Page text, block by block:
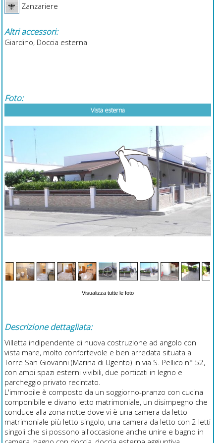
Zanzariere
Altri accessori:
Giardino, Doccia esterna
Foto:
Vista esterna
Visualizza tutte le foto
Descrizione dettagliata:
Villetta indipendente di nuova costruzione ad angolo con
vista mare, molto confortevole e ben arredata situata a
Torre San Giovanni (Marina di Ugento) in via S. Pellico n° 52,
con ampi spazi esterni vivibili, due porticati in legno e
parcheggio privato recintato.
L'immobile è composto da un soggiorno-pranzo con cucina
componibile e divano letto matrimoniale, un disimpegno che
conduce alla zona notte dove vi è una camera da letto
matrimoniale più letto singolo, una camera da letto con 2 letti
singoli che si possono all'occasione anche unire e bagno in